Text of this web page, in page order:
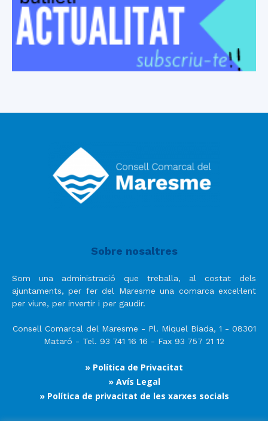
Sobre nosaltres
Som una administració que treballa, al costat dels
ajuntaments, per fer del Maresme una comarca excel·lent
per viure, per invertir i per gaudir.
Consell Comarcal del Maresme - Pl. Miquel Biada, 1 - 08301
Mataró - Tel. 93 741 16 16 - Fax 93 757 21 12
» Política de Privacitat
» Avís Legal
» Política de privacitat de les xarxes socials